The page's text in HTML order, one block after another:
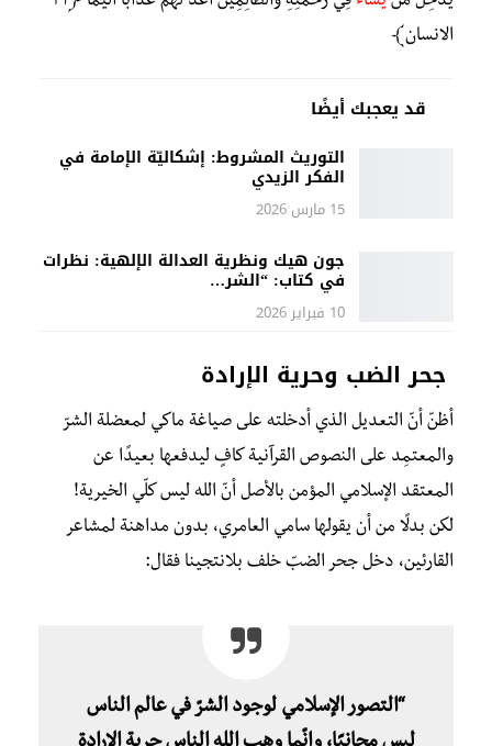
الانسان﴾
قد يعجبك أيضًا
التوريث المشروط: إشكاليّة الإمامة في
الفكر الزيدي
15 مارس 2026
جون هيك ونظرية العدالة الإلهية: نظرات
في كتاب: “الشر…
10 فبراير 2026
جحر الضب وحرية الإرادة
أظنّ أنّ التعديل الذي أدخلته على صياغة ماكي لمعضلة الشرّ
والمعتمِد على النصوص القرآنية كافٍ ليدفعها بعيدًا عن
المعتقد الإسلامي المؤمن بالأصل أنّ الله ليس كلّي الخيرية!
لكن بدلًا من أن يقولها سامي العامري، بدون مداهنة لمشاعر
القارئين، دخل جحر الضبّ خلف بلانتجينا فقال:
“التصور الإسلامي لوجود الشرّ في عالم الناس